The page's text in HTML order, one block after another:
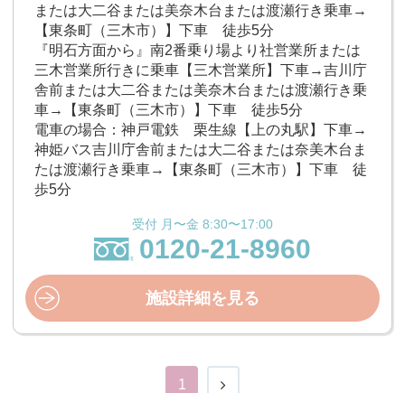
または大二谷または美奈木台または渡瀬行き乗車→
【東条町（三木市）】下車 徒歩5分
『明石方面から』南2番乗り場より社営業所または
三木営業所行きに乗車【三木営業所】下車→吉川庁
舎前または大二谷または美奈木台または渡瀬行き乗
車→【東条町（三木市）】下車 徒歩5分
電車の場合：神戸電鉄 栗生線【上の丸駅】下車→
神姫バス吉川庁舎前または大二谷または奈美木台ま
たは渡瀬行き乗車→【東条町（三木市）】下車 徒
歩5分
受付 月〜金 8:30〜17:00
0120-21-8960
施設詳細を見る
1